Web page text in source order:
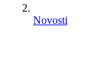
Novosti